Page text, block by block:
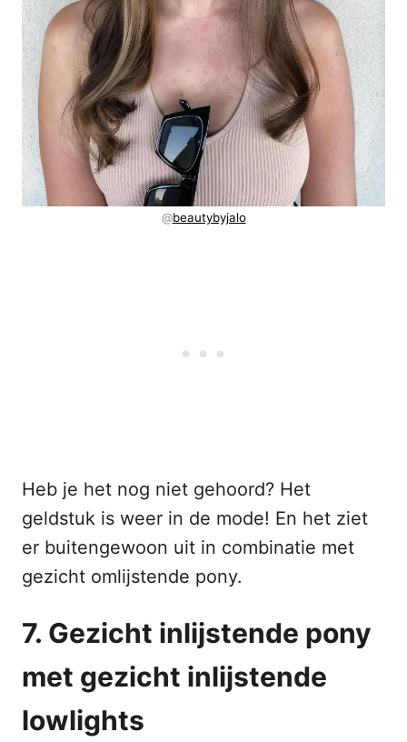
@beautybyjalo
Heb je het nog niet gehoord? Het
geldstuk is weer in de mode! En het ziet
er buitengewoon uit in combinatie met
gezicht omlijstende pony.
7. Gezicht inlijstende pony
met gezicht inlijstende
lowlights